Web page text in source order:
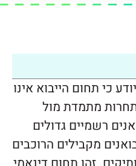
כי תחום הייבוא אינו
מתמדת מול
רשמיים גדולים
מקבילים הרוכבים